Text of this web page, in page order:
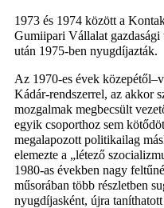
1973 és 1974 között a
Gumiipari Vállalat gazdasági
után 1975-ben nyugdíjazták.
Az 1970-es évek
Kádár-rendszerrel, az akkor
mozgalmak megbecsült
egyik csoporthoz sem
megalapozott politikailag
elemezte a „létező
1980-as években nagy
műsorában több részletben
nyugdíjasként, újra